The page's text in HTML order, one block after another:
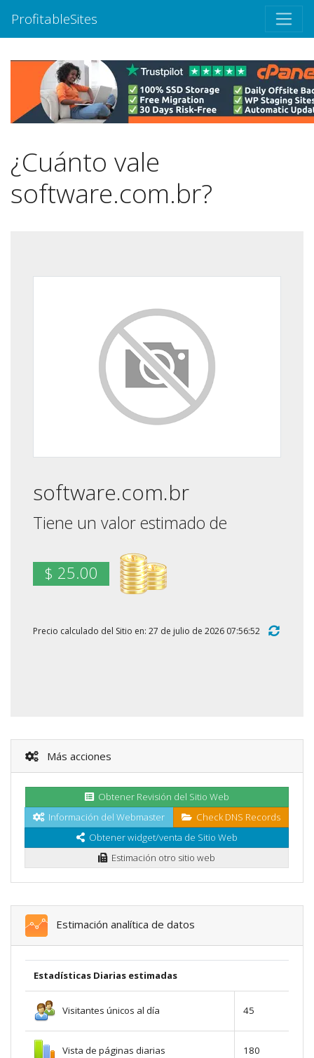
ProfitableSites
¿Cuánto vale
software.com.br?
software.com.br
Tiene un valor estimado de
$ 25.00
Precio calculado del Sitio en: 27 de julio de 2026 07:56:52
Más acciones
Obtener Revisión del Sitio Web
Información del Webmaster
Check DNS Records
Obtener widget/venta de Sitio Web
Estimación otro sitio web
Estimación analítica de datos
Estadísticas Diarias estimadas
Visitantes únicos al día 45
Vista de páginas diarias 180